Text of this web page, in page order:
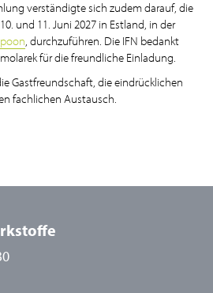
verständigte sich zudem darauf, die
und 11. Juni 2027 in Estland, in der
, durchzuführen. Die IFN bedankt
für die freundliche Einladung.
Gastfreundschaft, die eindrücklichen
fachlichen Austausch.